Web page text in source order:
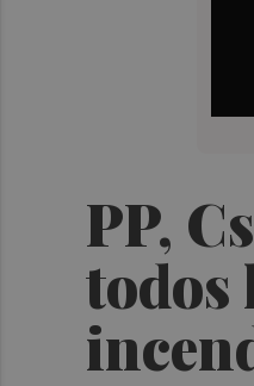
PP,
todos